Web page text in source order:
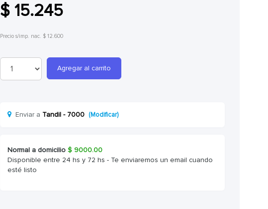
$ 15.245
Precio s/imp. nac. $ 12.600
Agregar al carrito
Enviar a Tandil - 7000 (Modificar)
Normal a domicilio $9000.00
Disponible entre 24 hs y 72 hs - Te enviaremos un email cuando
esté listo